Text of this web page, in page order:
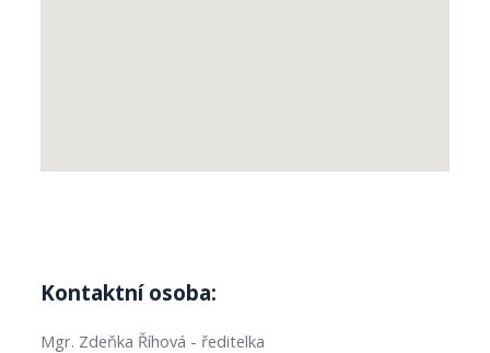
Kontaktní osoba:
Mgr. Zdeňka Říhová - ředitelka